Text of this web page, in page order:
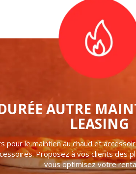
AUTRE
LEASING
le maintien au chaud et
Proposez à vos clients
vous optimisez votre